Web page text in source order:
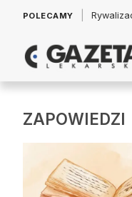
POLECAMY Łukasz
ZAPOWIEDZI